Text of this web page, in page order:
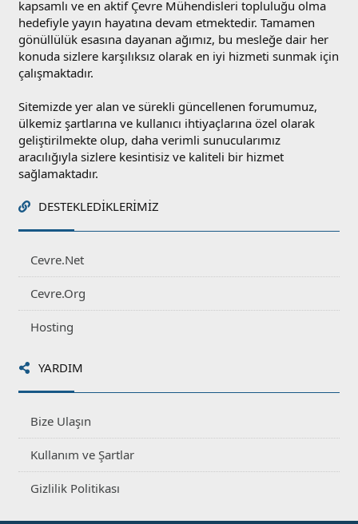
kapsamlı ve en aktif Çevre Mühendisleri topluluğu olma
hedefiyle yayın hayatına devam etmektedir. Tamamen
gönüllülük esasına dayanan ağımız, bu mesleğe dair her
konuda sizlere karşılıksız olarak en iyi hizmeti sunmak için
çalışmaktadır.
Sitemizde yer alan ve sürekli güncellenen forumumuz,
ülkemiz şartlarına ve kullanıcı ihtiyaçlarına özel olarak
geliştirilmekte olup, daha verimli sunucularımız
aracılığıyla sizlere kesintisiz ve kaliteli bir hizmet
sağlamaktadır.
DESTEKLEDIKLERIMIZ
Cevre.Net
Cevre.Org
Hosting
YARDIM
Bize Ulaşın
Kullanım ve Şartlar
Gizlilik Politikası